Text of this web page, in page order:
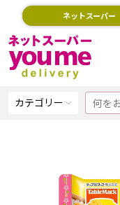
ネットスーパー
カテゴリー